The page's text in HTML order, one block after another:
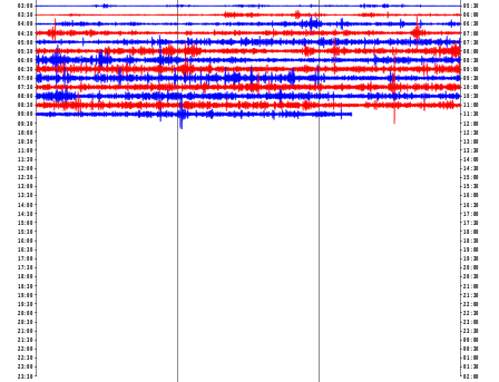
03:00
03:30
04:00
04:30
05:00
05:30
06:00
06:30
07:00
07:30
08:00
08:30
09:00
09:30
10:00
10:30
11:00
11:30
12:00
12:30
13:00
13:30
14:00
14:30
15:00
15:30
16:00
16:30
17:00
17:30
18:00
18:30
19:00
19:30
20:00
20:30
21:00
21:30
22:00
22:30
23:00
23:30
05:30
06:00
06:30
07:00
07:30
08:00
08:30
09:00
09:30
10:00
10:30
11:00
11:30
12:00
12:30
13:00
13:30
14:00
14:30
15:00
15:30
16:00
16:30
17:00
17:30
18:00
18:30
19:00
19:30
20:00
20:30
21:00
21:30
22:00
22:30
23:00
23:30
00:00
00:30
01:00
01:30
02:00